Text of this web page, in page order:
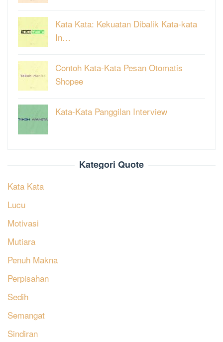
Kata Kata: Kekuatan Dibalik Kata-kata
In…
Contoh Kata-Kata Pesan Otomatis
Shopee
Kata-Kata Panggilan Interview
Kategori Quote
Kata Kata
Lucu
Motivasi
Mutiara
Penuh Makna
Perpisahan
Sedih
Semangat
Sindiran